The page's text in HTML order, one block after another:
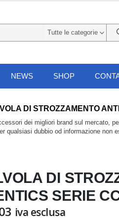
Tutte le categorie
NEWS SHOP
DI STROZZAMENTO
dei migliori brand sul mercato,
qualsiasi dubbio od informazione non
DI
SERIE
iva esclusa